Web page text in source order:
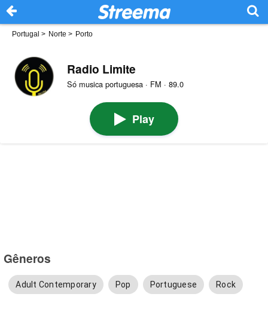
Portugal > Norte > Porto
Radio Limite
Só musica portuguesa · FM · 89.0
Play
Gêneros
Adult Contemporary Pop Portuguese Rock